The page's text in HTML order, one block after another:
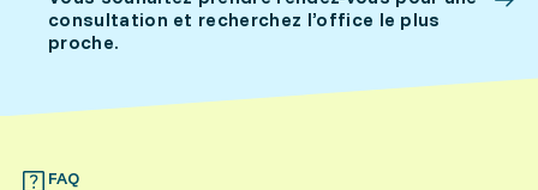
consultation et recherchez l’office le plus
proche.
FAQ